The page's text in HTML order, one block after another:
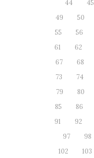
44 45
49
50
55
56
61
62
67
68
73
74
79
80
85
86
91
92
97
98
102
103